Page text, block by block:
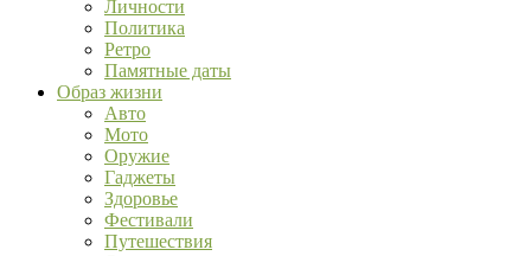
Личности
Политика
Ретро
Памятные даты
Образ жизни
Авто
Мото
Оружие
Гаджеты
Здоровье
Фестивали
Путешествия